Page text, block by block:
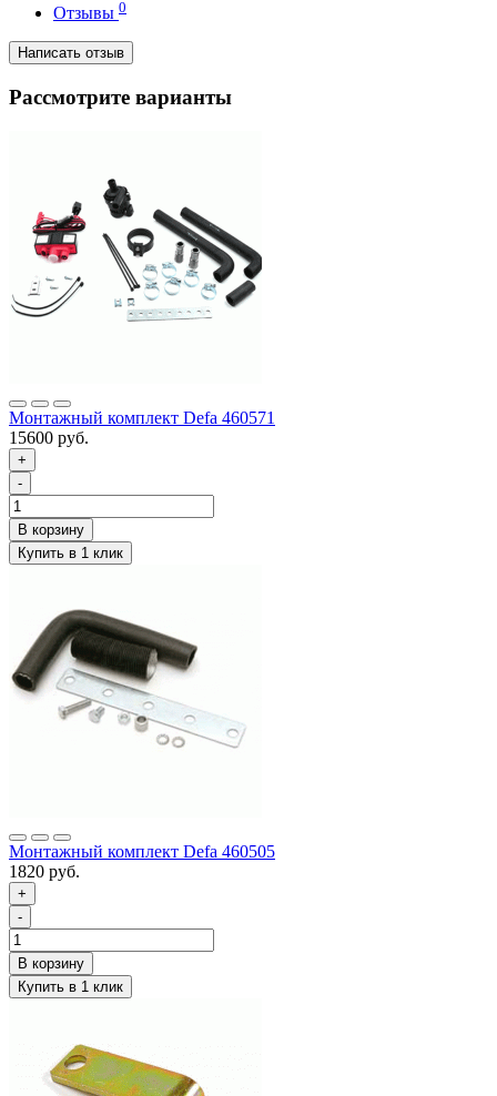
Отзывы 0
Написать отзыв
Рассмотрите варианты
Монтажный комплект Defa 460571
15600 руб.
+
-
Монтажный комплект Defa 460505
1820 руб.
+
-